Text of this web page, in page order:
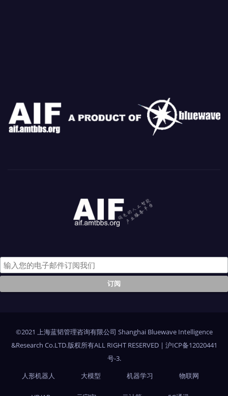
©2021 上海蓝韬管理咨询有限公司 Shanghai Bluewave Intelligence
&Research Co.LTD.版权所有ALL RIGHT RESERVED | 沪ICP备12020441
号-3.
人形机器人
大模型 机器学习 物联网